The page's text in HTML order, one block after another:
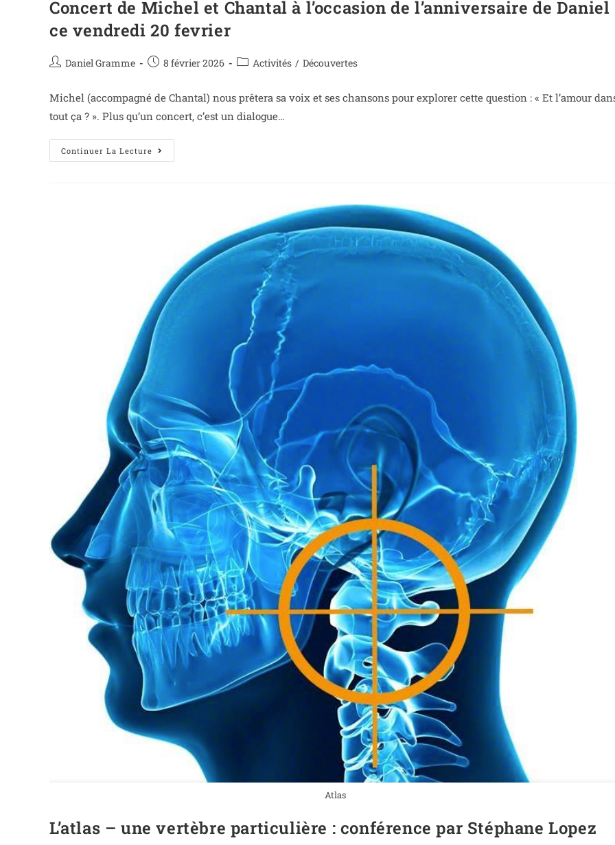
Concert de Michel et Chantal à l’occasion de l’anniversaire de Daniel
ce vendredi 20 fevrier
Daniel Gramme 8 février 2026 Activités / Découvertes
Michel (accompagné de Chantal) nous prêtera sa voix et ses chansons pour explorer cette question : « Et l’amour
tout ça ? ». Plus qu’un concert, c’est un dialogue…
Continuer La Lecture
Atlas
L’atlas – une vertèbre particulière : conférence par Stéphane Lopez